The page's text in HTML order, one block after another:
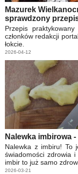
Mazurek
sprawdzony
Przepis
członków redakcji
łokcie.
2026-04-12
Nalewka imbirowa
Nalewka z imbiru! To
świadomości zdrowia i
imbir to już samo
2026-03-21